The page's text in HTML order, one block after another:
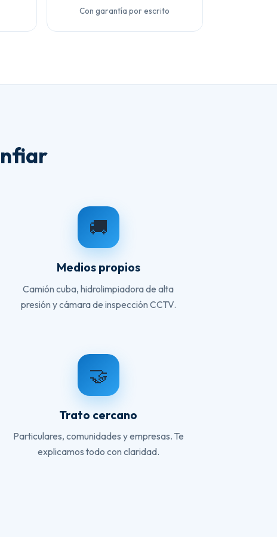
Con garantía por escrito
🚚
Medios propios
Camión cuba, hidrolimpiadora de alta
presión y cámara de inspección CCTV.
🤝
Trato cercano
Particulares, comunidades y empresas. Te
explicamos todo con claridad.